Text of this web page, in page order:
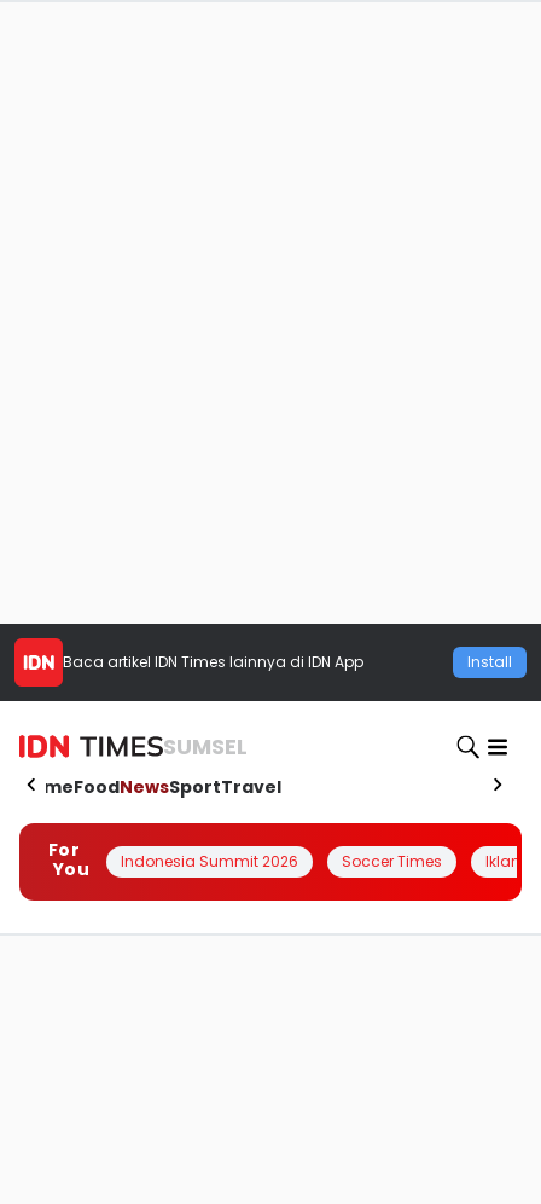
Baca artikel IDN Times lainnya di IDN App Install
SUMSEL
HomeFoodNewsSportTravel
For
You
Indonesia Summit 2026 Soccer Times Iklanin